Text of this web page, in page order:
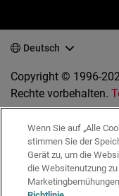
Deutsch
Copyright © 1996-
Rechte vorbehalten.
Wenn Sie auf „Alle
stimmen Sie der
Gerät zu, um die
die Websitenutzung